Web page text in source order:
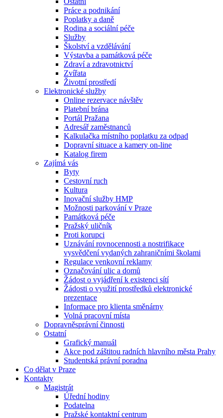
Práce a podnikání
Poplatky a daně
Rodina a sociální péče
Služby
Školství a vzdělávání
Výstavba a památková péče
Zdraví a zdravotnictví
Zvířata
Životní prostředí
Elektronické služby
Online rezervace návštěv
Platební brána
Portál Pražana
Adresář zaměstnanců
Kalkulačka místního poplatku za odpad
Dopravní situace a kamery on-line
Katalog firem
Zajímá vás
Byty
Cestovní ruch
Kultura
Inovační služby HMP
Možnosti parkování v Praze
Památková péče
Pražský uličník
Proti korupci
Uznávání rovnocennosti a nostrifikace
vysvědčení vydaných zahraničními školami
Regulace venkovní reklamy
Označování ulic a domů
Žádost o vyjádření k existenci sítí
Žádosti o využití prostředků elektronické
prezentace
Informace pro klienta směnárny
Volná pracovní místa
Dopravněsprávní činnosti
Ostatní
Grafický manuál
Akce pod záštitou radních hlavního města Prahy
Studentská právní poradna
Co dělat v Praze
Kontakty
Magistrát
Úřední hodiny
Podatelna
Pražské kontaktní centrum